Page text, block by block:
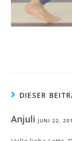
DIESER
Anjuli JUNI 22,